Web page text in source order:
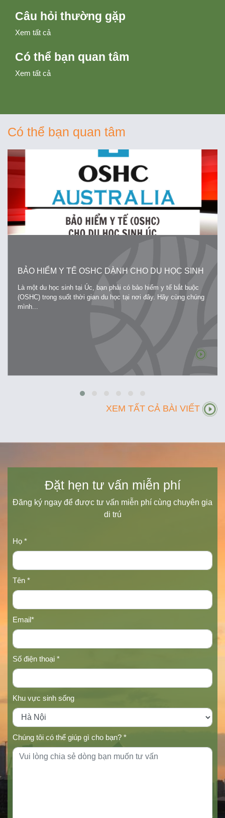
Câu hỏi thường gặp
Xem tất cả
Có thể bạn quan tâm
Xem tất cả
Có thể bạn quan tâm
BẢO HIỂM Y TẾ OSHC DÀNH CHO DU HỌC SINH
ÚC
Là một du học sinh tại Úc, bạn phải có bảo hiểm y tế bắt buộc
(OSHC) trong suốt thời gian du học tại nơi đây. Hãy cùng chúng
mình...
XEM TẤT CẢ BÀI VIẾT
Đặt hẹn tư vấn miễn phí
Đăng ký ngay để được tư vấn miễn phí cùng chuyên gia
di trú
Họ *
Tên *
Email*
Số điện thoại *
Khu vực sinh sống
Chúng tôi có thể giúp gì cho bạn? *